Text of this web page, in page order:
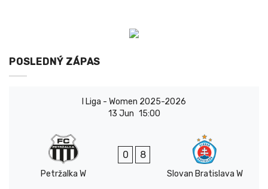
POSLEDNÝ ZÁPAS
I Liga - Women 2025-2026
13 Jun 15:00
Petržalka W
0 8
Slovan Bratislava W